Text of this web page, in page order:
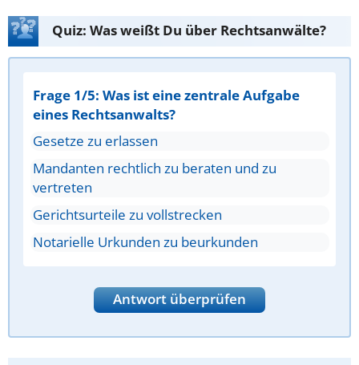
Quiz: Was weißt Du über Rechtsanwälte?
Frage 1/5: Was ist eine zentrale Aufgabe
eines Rechtsanwalts?
Gesetze zu erlassen
Mandanten rechtlich zu beraten und zu
vertreten
Gerichtsurteile zu vollstrecken
Notarielle Urkunden zu beurkunden
Antwort überprüfen